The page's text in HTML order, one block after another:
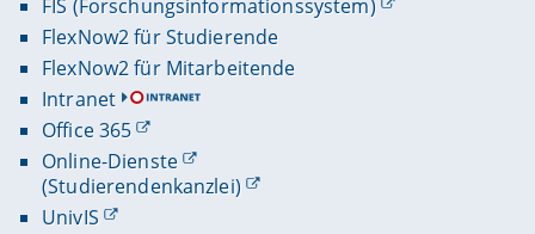
FIS (Forschungsinformationssystem)
FlexNow2 für Studierende
FlexNow2 für Mitarbeitende
Intranet
Office 365
Online-Dienste
(Studierendenkanzlei)
UnivIS